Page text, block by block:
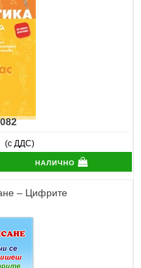
(с ДДС)
налично
– Цифрите